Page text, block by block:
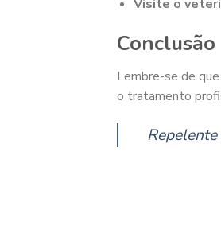
Visite o
Conclusão
Lembre-se de
o tratamento